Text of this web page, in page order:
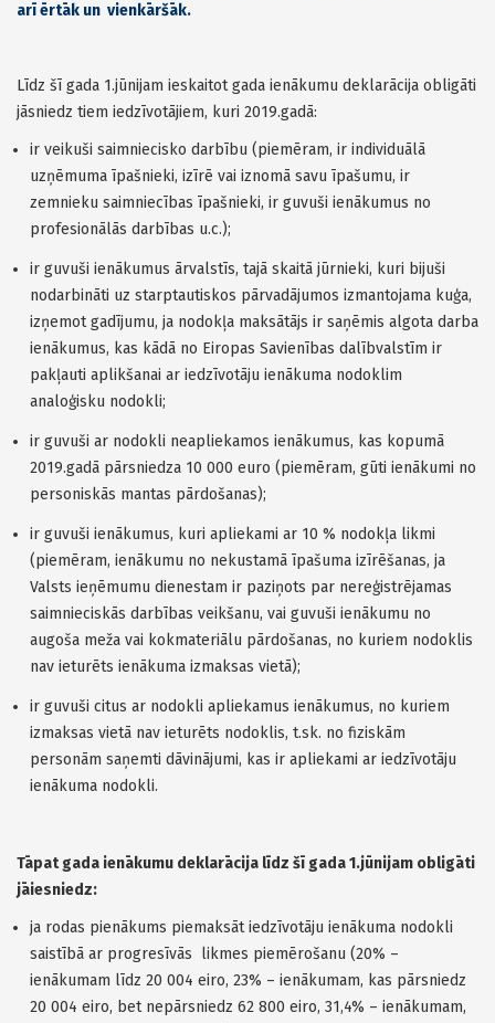
arī ērtāk un vienkāršāk.
Līdz šī gada 1.jūnijam ieskaitot gada ienākumu deklarācija obligāti
jāsniedz tiem iedzīvotājiem, kuri 2019.gadā:
ir veikuši saimniecisko darbību (piemēram, ir individuālā
uzņēmuma īpašnieki, izīrē vai iznomā savu īpašumu, ir
zemnieku saimniecības īpašnieki, ir guvuši ienākumus no
profesionālās darbības u.c.);
ir guvuši ienākumus ārvalstīs, tajā skaitā jūrnieki, kuri bijuši
nodarbināti uz starptautiskos pārvadājumos izmantojama kuģa,
izņemot gadījumu, ja nodokļa maksātājs ir saņēmis algota darba
ienākumus, kas kādā no Eiropas Savienības dalībvalstīm ir
pakļauti aplikšanai ar iedzīvotāju ienākuma nodoklim
analoģisku nodokli;
ir guvuši ar nodokli neapliekamos ienākumus, kas kopumā
2019.gadā pārsniedza 10 000 euro (piemēram, gūti ienākumi no
personiskās mantas pārdošanas);
ir guvuši ienākumus, kuri apliekami ar 10 % nodokļa likmi
(piemēram, ienākumu no nekustamā īpašuma izīrēšanas, ja
Valsts ieņēmumu dienestam ir paziņots par nereģistrējamas
saimnieciskās darbības veikšanu, vai guvuši ienākumu no
augoša meža vai kokmateriālu pārdošanas, no kuriem nodoklis
nav ieturēts ienākuma izmaksas vietā);
ir guvuši citus ar nodokli apliekamus ienākumus, no kuriem
izmaksas vietā nav ieturēts nodoklis, t.sk. no fiziskām
personām saņemti dāvinājumi, kas ir apliekami ar iedzīvotāju
ienākuma nodokli.
Tāpat gada ienākumu deklarācija līdz šī gada 1.jūnijam obligāti
jāiesniedz:
ja rodas pienākums piemaksāt iedzīvotāju ienākuma nodokli
saistībā ar progresīvās likmes piemērošanu (20% –
ienākumam līdz 20 004 eiro, 23% – ienākumam, kas pārsniedz
20 004 eiro, bet nepārsniedz 62 800 eiro, 31,4% – ienākumam,